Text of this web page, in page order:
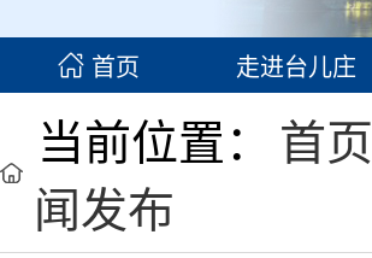
首页 走进台儿庄
当前位置： 首页
闻发布